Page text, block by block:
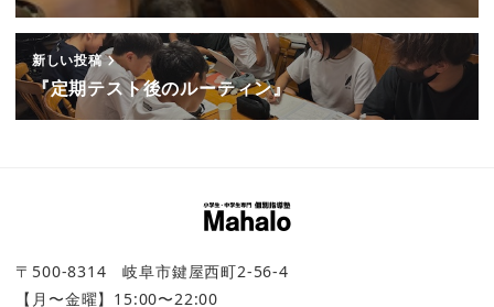
新しい投稿
『定期テスト後のルーティン』
〒500-8314 岐阜市鍵屋西町2-56-4
【月〜金曜】15:00〜22:00